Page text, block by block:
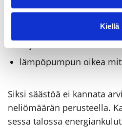
Kiellä
käyt­tö­ve­den tar­ve
läm­pö­pum­pun oikea
Sik­si sääs­töä ei kan­na­ta
neliö­mää­rän perus­teel­la.
ses­sa talos­sa